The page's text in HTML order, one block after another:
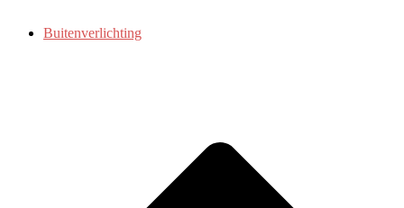
Buitenverlichting